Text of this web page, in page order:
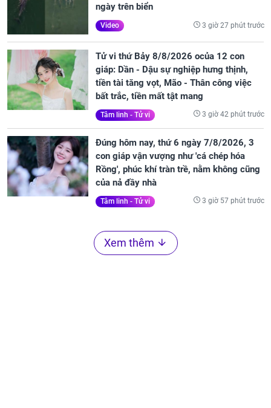
ngày trên biển
Video 3 giờ 27 phút trước
Tử vi thứ Bảy 8/8/2026 ocủa 12 con
giáp: Dần - Dậu sự nghiệp hưng thịnh,
tiền tài tăng vọt, Mão - Thân công việc
bất trắc, tiền mất tật mang
Tâm linh - Tử vi 3 giờ 42 phút trước
Đúng hôm nay, thứ 6 ngày 7/8/2026, 3
con giáp vận vượng như 'cá chép hóa
Rồng', phúc khí tràn trề, nằm không cũng
của nả đầy nhà
Tâm linh - Tử vi 3 giờ 57 phút trước
Xem thêm